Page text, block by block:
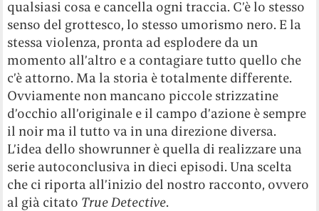
qualsiasi cosa e cancella ogni traccia. C’è lo stesso
senso del grottesco, lo stesso umorismo nero. E la
stessa violenza, pronta ad esplodere da un
momento all’altro e a contagiare tutto quello che
c’è attorno. Ma la storia è totalmente differente.
Ovviamente non mancano piccole strizzatine
d’occhio all’originale e il campo d’azione è sempre
il noir ma il tutto va in una direzione diversa.
L’idea dello showrunner è quella di realizzare una
serie autoconclusiva in dieci episodi. Una scelta
che ci riporta all’inizio del nostro racconto, ovvero
al già citato True Detective.